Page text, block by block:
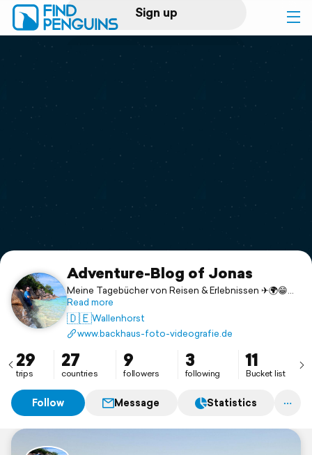
Sign up
Log in
Print a book
Flyover video
Support
Adventure-Blog of Jonas
Meine Tagebücher von Reisen & Erlebnissen ✈🌍😁
Weitere Fotos unter:
Read more
🇩🇪Wallenhorst
www.backhaus-foto-videografie.de
29
trips
27
countries
9
followers
3
following
11
Bucket list
Follow Message Statistics